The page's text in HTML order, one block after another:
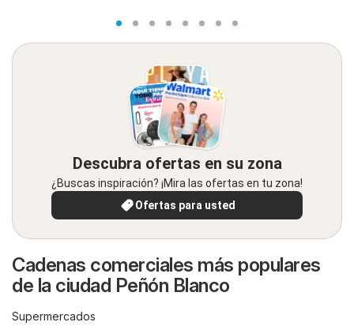
Descubra ofertas en su zona
¿Buscas inspiración? ¡Mira las ofertas en tu zona!
Ofertas para usted
Cadenas comerciales más populares
de la ciudad Peñón Blanco
Supermercados